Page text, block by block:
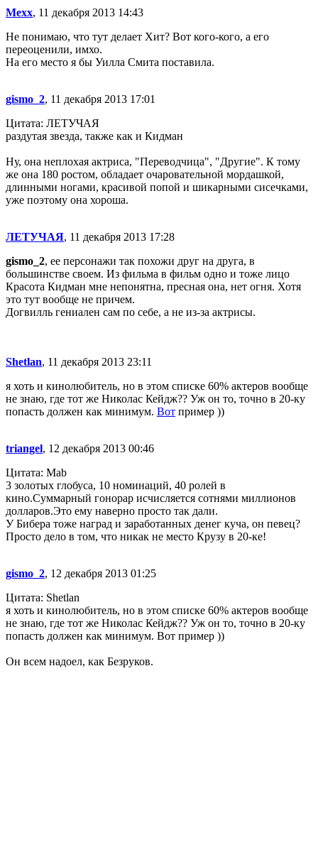
Mexx, 11 декабря 2013 14:43
Не понимаю, что тут делает Хит? Вот кого-кого, а его
переоценили, имхо.
На его место я бы Уилла Смита поставила.
gismo_2, 11 декабря 2013 17:01
Цитата: ЛЕТУЧАЯ
раздутая звезда, также как и Кидман
Ну, она неплохая актриса, "Переводчица", "Другие". К тому
же она 180 ростом, обладает очаровательной мордашкой,
длинными ногами, красивой попой и шикарными сисечками,
уже поэтому она хороша.
ЛЕТУЧАЯ, 11 декабря 2013 17:28
gismo_2, ее персонажи так похожи друг на друга, в
большинстве своем. Из фильма в фильм одно и тоже лицо
Красота Кидман мне непонятна, пресная она, нет огня. Хотя
это тут вообще не причем.
Догвилль гениален сам по себе, а не из-за актрисы.
Shetlan, 11 декабря 2013 23:11
я хоть и кинолюбитель, но в этом списке 60% актеров вообще
не знаю, где тот же Николас Кейдж?? Уж он то, точно в 20-ку
попасть должен как минимум. Вот пример ))
triangel, 12 декабря 2013 00:46
Цитата: Mab
3 золотых глобуса, 10 номинаций, 40 ролей в
кино.Суммарный гонорар исчисляется сотнями миллионов
долларов.Это ему наверно просто так дали.
У Бибера тоже наград и заработанных денег куча, он певец?
Просто дело в том, что никак не место Крузу в 20-ке!
gismo_2, 12 декабря 2013 01:25
Цитата: Shetlan
я хоть и кинолюбитель, но в этом списке 60% актеров вообще
не знаю, где тот же Николас Кейдж?? Уж он то, точно в 20-ку
попасть должен как минимум. Вот пример ))
Он всем надоел, как Безруков.